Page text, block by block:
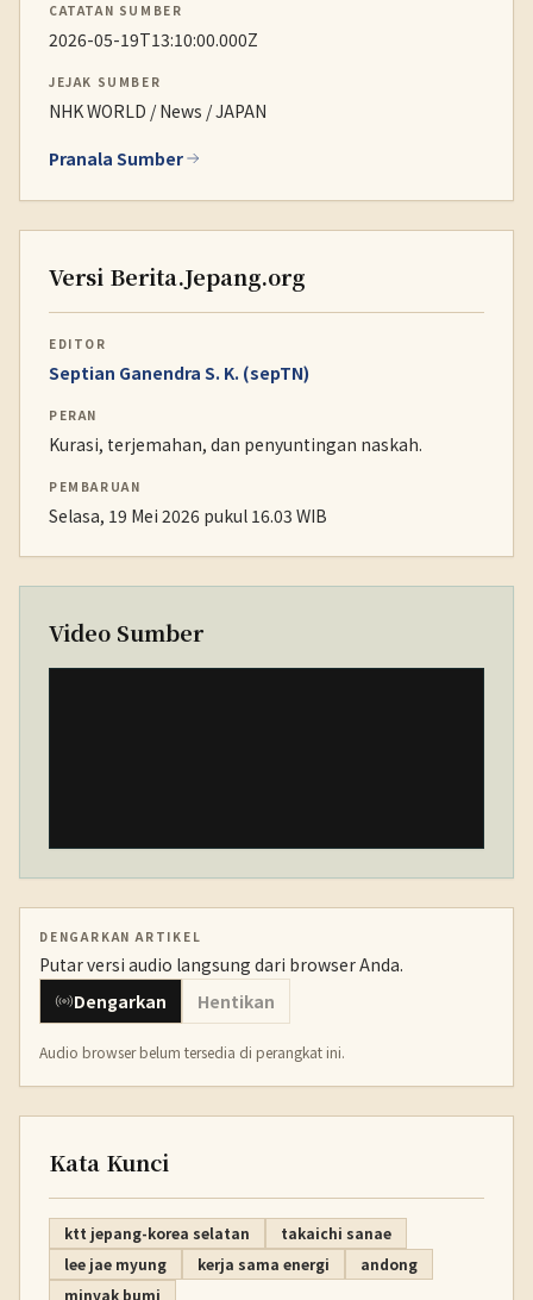
CATATAN SUMBER
2026-05-19T13:10:00.000Z
JEJAK SUMBER
NHK WORLD / News / JAPAN
Pranala Sumber
Versi Berita.Jepang.org
EDITOR
Septian Ganendra S. K. (sepTN)
PERAN
Kurasi, terjemahan, dan penyuntingan naskah.
PEMBARUAN
Selasa, 19 Mei 2026 pukul 16.03 WIB
Video Sumber
DENGARKAN ARTIKEL
Putar versi audio langsung dari browser Anda.
Dengarkan
Hentikan
Audio browser belum tersedia di perangkat ini.
Kata Kunci
ktt jepang-korea selatan
takaichi sanae
lee jae myung
kerja sama energi
andong
minyak bumi